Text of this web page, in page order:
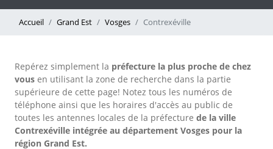
Accueil Grand Est Vosges Contrexéville
Repérez simplement la préfecture la plus proche de chez
vous en utilisant la zone de recherche dans la partie
supérieure de cette page! Notez tous les numéros de
téléphone ainsi que les horaires d'accès au public de
toutes les antennes locales de la préfecture de la ville
Contrexéville intégrée au département Vosges pour la
région Grand Est.